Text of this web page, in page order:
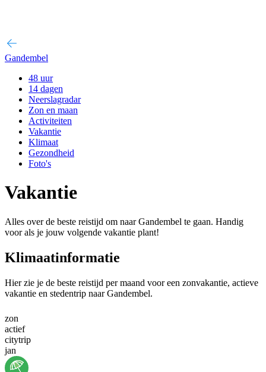
Gandembel
48 uur
14 dagen
Neerslagradar
Zon en maan
Activiteiten
Vakantie
Klimaat
Gezondheid
Foto's
Vakantie
Alles over de beste reistijd om naar Gandembel te gaan. Handig
voor als je jouw volgende vakantie plant!
Klimaatinformatie
Hier zie je de beste reistijd per maand voor een zonvakantie, actieve
vakantie en stedentrip naar Gandembel.
zon
actief
citytrip
jan